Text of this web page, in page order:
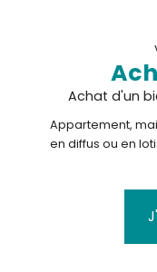
Achat d'un
Appartement,
en diffus ou en